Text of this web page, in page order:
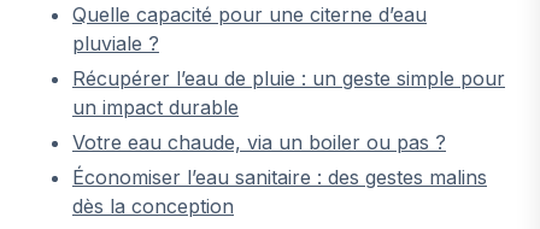
Quelle capacité pour une citerne d’eau
pluviale ?
Récupérer l’eau de pluie : un geste simple pour
un impact durable
Votre eau chaude, via un boiler ou pas ?
Économiser l’eau sanitaire : des gestes malins
dès la conception